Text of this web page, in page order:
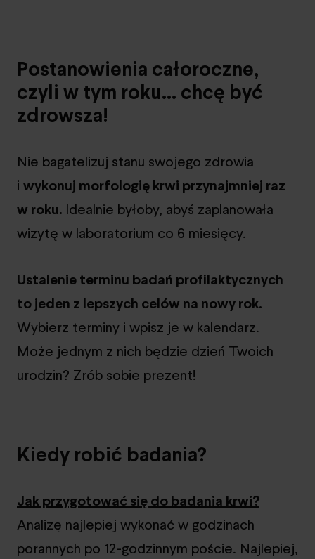
Postanowienia całoroczne,
czyli w tym roku… chcę być
zdrowsza!
Nie bagatelizuj stanu swojego zdrowia
i wykonuj morfologię krwi przynajmniej raz
w roku. Idealnie byłoby, abyś zaplanowała
wizytę w laboratorium co 6 miesięcy.
Ustalenie terminu badań profilaktycznych
to jeden z lepszych celów na nowy rok.
Wybierz terminy i wpisz je w kalendarz.
Może jednym z nich będzie dzień Twoich
urodzin? Zrób sobie prezent!
Kiedy robić badania?
Jak przygotować się do badania krwi?
Analizę najlepiej wykonać w godzinach
porannych po 12-godzinnym poście. Najlepiej,